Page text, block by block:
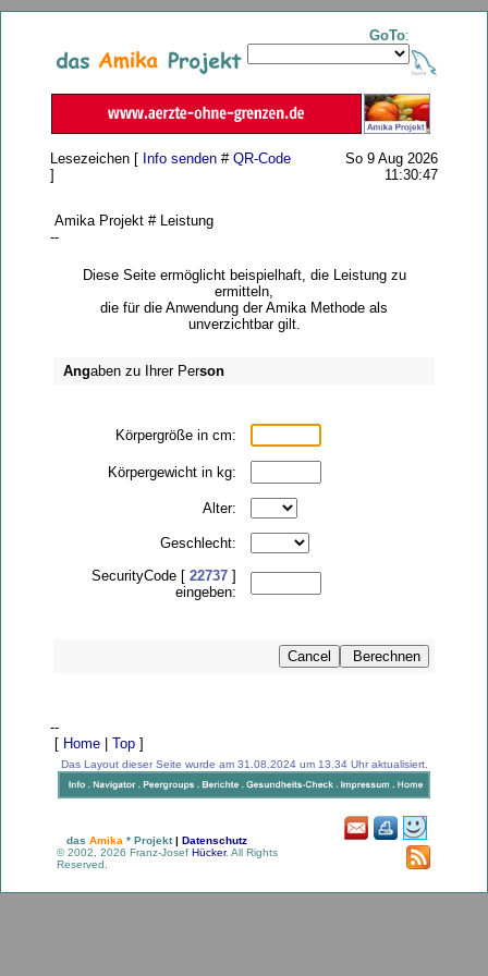
GoTo:
Lesezeichen [ Info senden # QR-Code
]
So 9 Aug 2026
11:30:47
Amika Projekt # Leistung
--
Diese Seite ermöglicht beispielhaft, die Leistung zu
ermitteln,
die für die Anwendung der Amika Methode als
unverzichtbar gilt.
Angaben zu Ihrer Person
Körpergröße in cm:
Körpergewicht in kg:
Alter:
Geschlecht:
SecurityCode [ 22737 ]
eingeben:
--
[ Home Top ]
Das Layout dieser Seite wurde am 31.08.2024 um 13.34 Uhr aktualisiert.
das Amika * Projekt
Datenschutz
© 2002, 2026 Franz-Josef Hücker. All Rights
Reserved.